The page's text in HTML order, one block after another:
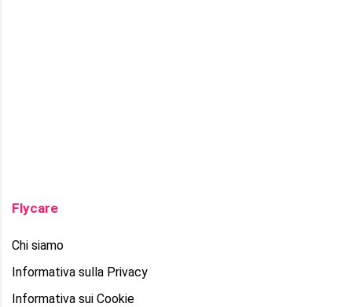
Flycare
Chi siamo
Informativa sulla Privacy
Informativa sui Cookie